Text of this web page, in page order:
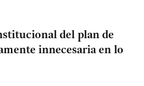
del plan de
innecesaria en lo